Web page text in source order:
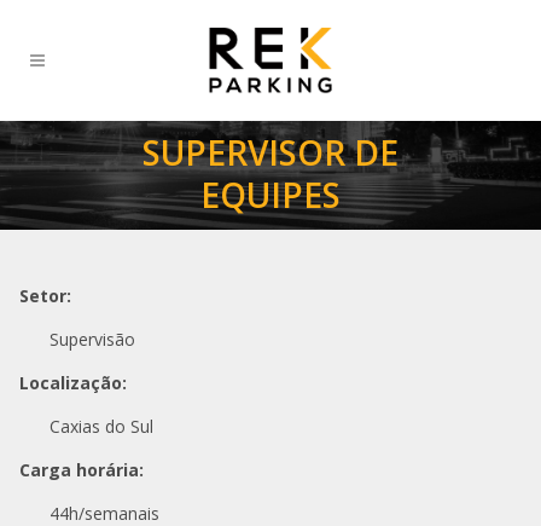
SUPERVISOR DE
EQUIPES
Setor:
Supervisão
Localização:
Caxias do Sul
Carga horária:
44h/semanais